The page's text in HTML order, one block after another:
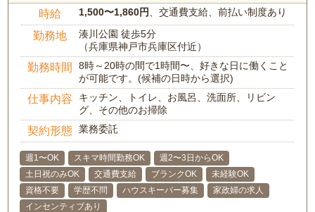
時給 1,500〜1,860円 、交通費支給、前払い制度あり
勤務地
湊川公園 徒歩5分
（兵庫県神戸市兵庫区付近）
勤務時間
8時～20時の間で1時間〜、好きな日に働くこと
が可能です。(候補の日時から選択)
仕事内容
キッチン、トイレ、お風呂、洗面所、リビン
グ、その他のお掃除
契約形態 業務委託
週1〜OK スキマ時間勤務OK
週2〜3日からOK
土日祝のみOK
交通費支給 ブランクOK
未経験OK
資格不要
学歴不問 ハウスキーパー募集
家政婦の求人
インセンティブあり